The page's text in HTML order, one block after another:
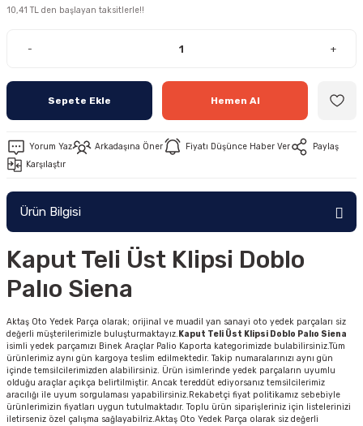
10,41 TL den başlayan taksitlerle!!
- +
Sepete Ekle Hemen Al
Yorum Yaz Arkadaşına Öner Fiyatı Düşünce Haber Ver
Paylaş
Karşılaştır
Ürün Bilgisi
Kaput Teli Üst Klipsi Doblo
Palıo Siena
Aktaş Oto Yedek Parça olarak; orijinal ve muadil yan sanayi oto yedek parçaları siz
değerli müşterilerimizle buluşturmaktayız.Kaput Teli Üst Klipsi Doblo Palıo Siena
isimli yedek parçamızı Binek Araçlar Palio Kaporta kategorimizde bulabilirsiniz.Tüm
ürünlerimiz aynı gün kargoya teslim edilmektedir. Takip numaralarınızı aynı gün
içinde temsilcilerimizden alabilirsiniz. Ürün isimlerinde yedek parçaların uyumlu
olduğu araçlar açıkça belirtilmiştir. Ancak tereddüt ediyorsanız temsilcilerimiz
aracılığı ile uyum sorgulaması yapabilirsiniz.Rekabetçi fiyat politikamız sebebiyle
ürünlerimizin fiyatları uygun tutulmaktadır. Toplu ürün siparişleriniz için listelerinizi
iletirseniz özel çalışma sağlayabilriz.Aktaş Oto Yedek Parça olarak siz değerli